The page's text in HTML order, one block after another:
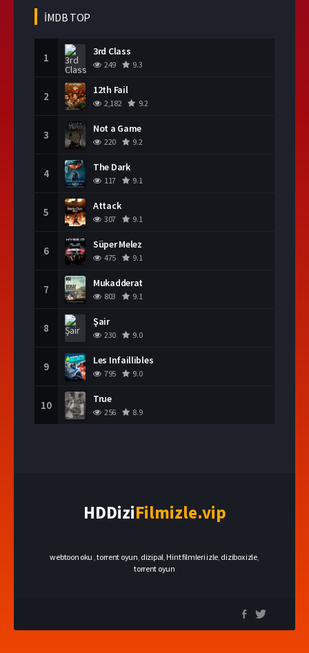
İMDB TOP
1 3rd Class
249 9.3
2 12th Fail
2,182 9.2
3 Not a Game
220 9.2
4 The Dark
117 9.1
5 Attack
307 9.1
6 Süper Melez
475 9.1
7 Mukadderat
803 9.1
8 Şair
230 9.0
9 Les Infaillibles
795 9.0
10 True
256 8.9
HDDiziFilmizle.vip
webtoon oku ,torrent oyun, dizipal, Hint filmleri izle, dizibox izle,
torrent oyun